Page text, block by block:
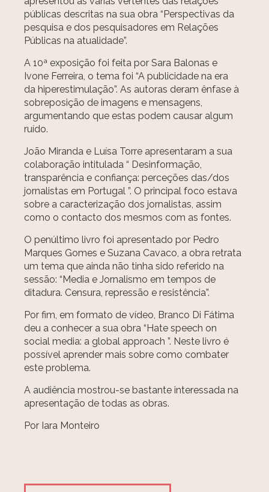
públicas descritas na sua obra “Perspectivas da
pesquisa e dos pesquisadores em Relações
Públicas na atualidade”.
A 10ª exposição foi feita por Sara Balonas e
Ivone Ferreira, o tema foi “A publicidade na era
da hiperestimulação”. As autoras deram ênfase à
sobreposição de imagens e mensagens,
argumentando que estas podem causar algum
ruído.
João Miranda e Luísa Torre apresentaram a sua
colaboração intitulada “ Desinformação,
transparência e confiança: perceções das/dos
jornalistas em Portugal ”. O principal foco estava
sobre a caracterização dos jornalistas, assim
como o contacto dos mesmos com as fontes.
O penúltimo livro foi apresentado por Pedro
Marques Gomes e Suzana Cavaco, a obra retrata
um tema que ainda não tinha sido referido na
sessão: “Media e Jornalismo em tempos de
ditadura. Censura, repressão e resistência”.
Por fim, em formato de vídeo, Branco Di Fátima
deu a conhecer a sua obra “Hate speech on
social media: a global approach ”. Neste livro é
possível aprender mais sobre como combater
este problema.
A audiência mostrou-se bastante interessada na
apresentação de todas as obras.
Por Iara Monteiro